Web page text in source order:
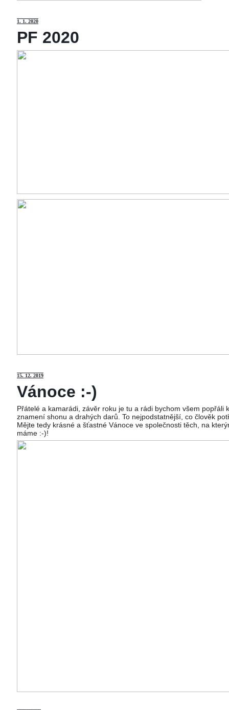
1. 1. 2020
PF 2020
15. 12. 2019
Vánoce :-)
Přátelé a kamarádi, závěr roku je tu a rádi bychom všem
znamení shonu a drahých darů. To nejpodstatnější, co člověk
Mějte tedy krásné a šťastné Vánoce ve společnosti těch, na
máme :-)!